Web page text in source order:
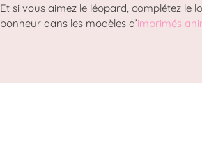
Et si vous aimez le léopard, complétez le
bonheur dans les modèles d’imprimés